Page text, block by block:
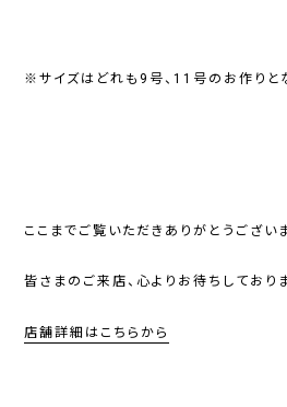
※サイズはどれも9号、11号のお作りと
ここまでご覧いただきありがとうございま
皆さまのご来店、心よりお待ちしておりま
店舗詳細はこちらから